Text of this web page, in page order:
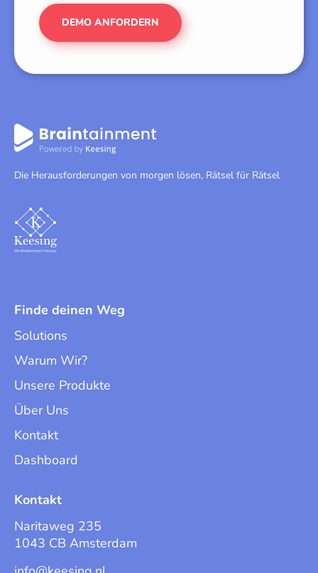
DEMO ANFORDERN
Die Herausforderungen von morgen lösen, Rätsel für Rätsel
Finde deinen Weg
Solutions
Warum Wir?
Unsere Produkte
Über Uns
Kontakt
Dashboard
Kontakt
Naritaweg 235
1043 CB Amsterdam